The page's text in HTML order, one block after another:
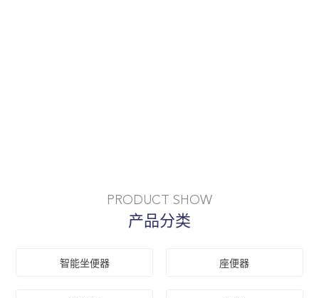
PRODUCT SHOW
产品分类
智能坐便器 座便器